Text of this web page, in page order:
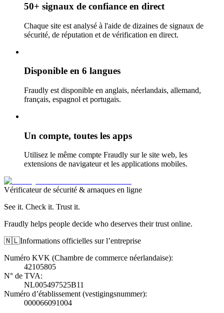
50+ signaux de confiance en direct
Chaque site est analysé à l'aide de dizaines de signaux de
sécurité, de réputation et de vérification en direct.
Disponible en 6 langues
Fraudly est disponible en anglais, néerlandais, allemand,
français, espagnol et portugais.
Un compte, toutes les apps
Utilisez le même compte Fraudly sur le site web, les
extensions de navigateur et les applications mobiles.
Vérificateur de sécurité & arnaques en ligne
See it. Check it. Trust it.
Fraudly helps people decide who deserves their trust online.
🇳🇱Informations officielles sur l’entreprise
Numéro KVK (Chambre de commerce néerlandaise):
42105805
N° de TVA:
NL005497525B11
Numéro d’établissement (vestigingsnummer):
000066091004